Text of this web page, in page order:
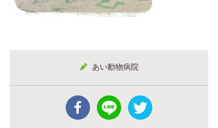
あい動物病院